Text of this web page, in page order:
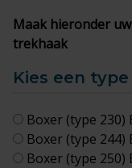
Maak hieronder
trekhaak
Kies een type
Boxer (type
Boxer (type
Boxer (type